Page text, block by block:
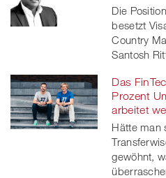
Die
besetzt
Country
Santosh
Das
Prozent
arbeitet
Hätte man
gewöhnt,